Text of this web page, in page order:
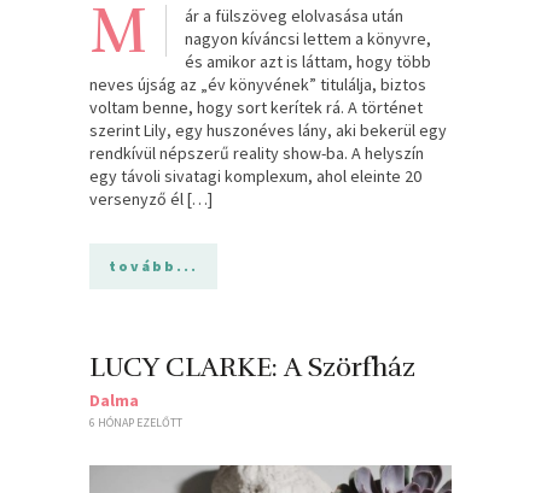
M
ár a fülszöveg elolvasása után
nagyon kíváncsi lettem a könyvre,
és amikor azt is láttam, hogy több
neves újság az „év könyvének” titulálja, biztos
voltam benne, hogy sort kerítek rá. A történet
szerint Lily, egy huszonéves lány, aki bekerül egy
rendkívül népszerű reality show-ba. A helyszín
egy távoli sivatagi komplexum, ahol eleinte 20
versenyző él […]
tovább...
LUCY CLARKE: A ​Szörfház
Dalma
6 HÓNAP EZELŐTT